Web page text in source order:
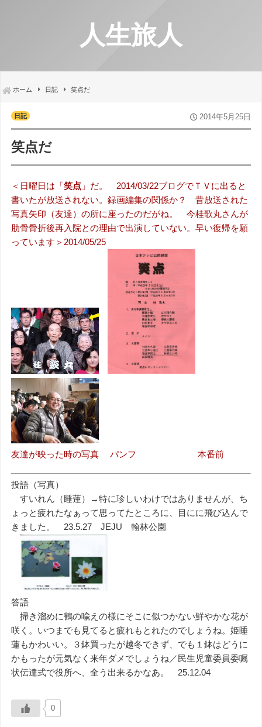
人生旅人
ホーム 日記 笑点だ
日記 2014年5月25日
笑点だ
＜日曜日は「笑点」だ。 2014/03/22ブログでＴＶに出ると
書いたが放送されない。録画編集の関係か？ 昔放送された
写真矢印（友達）の所に座ったのだがね。 今桂歌丸さんが
肋骨骨折後再入院との理由で出演していない。早い復帰を願
っています＞2014/05/25
友達が映った時の写真 パンフ 本番前
投語（写真）
すいれん（睡蓮）→特に珍しいわけではありませんが、ち
ょっと疲れたなぁって思ってたところに、目にに飛び込んで
きました。 23.5.27 JEJU 翰林公園
答語
掃き溜めに鶴の喩えの様にそこに似つかない鮮やかな花が
咲く。いつまでも見てると疲れもとれたのでしょうね。姫睡
蓮もかわいい。３鉢買ったが越冬できず、でも１鉢はどうに
かもったが元気なく来年ダメでしょうね／民生児童委員委嘱
状伝達式で役所へ、全う出来るかなあ。 25.12.04
0